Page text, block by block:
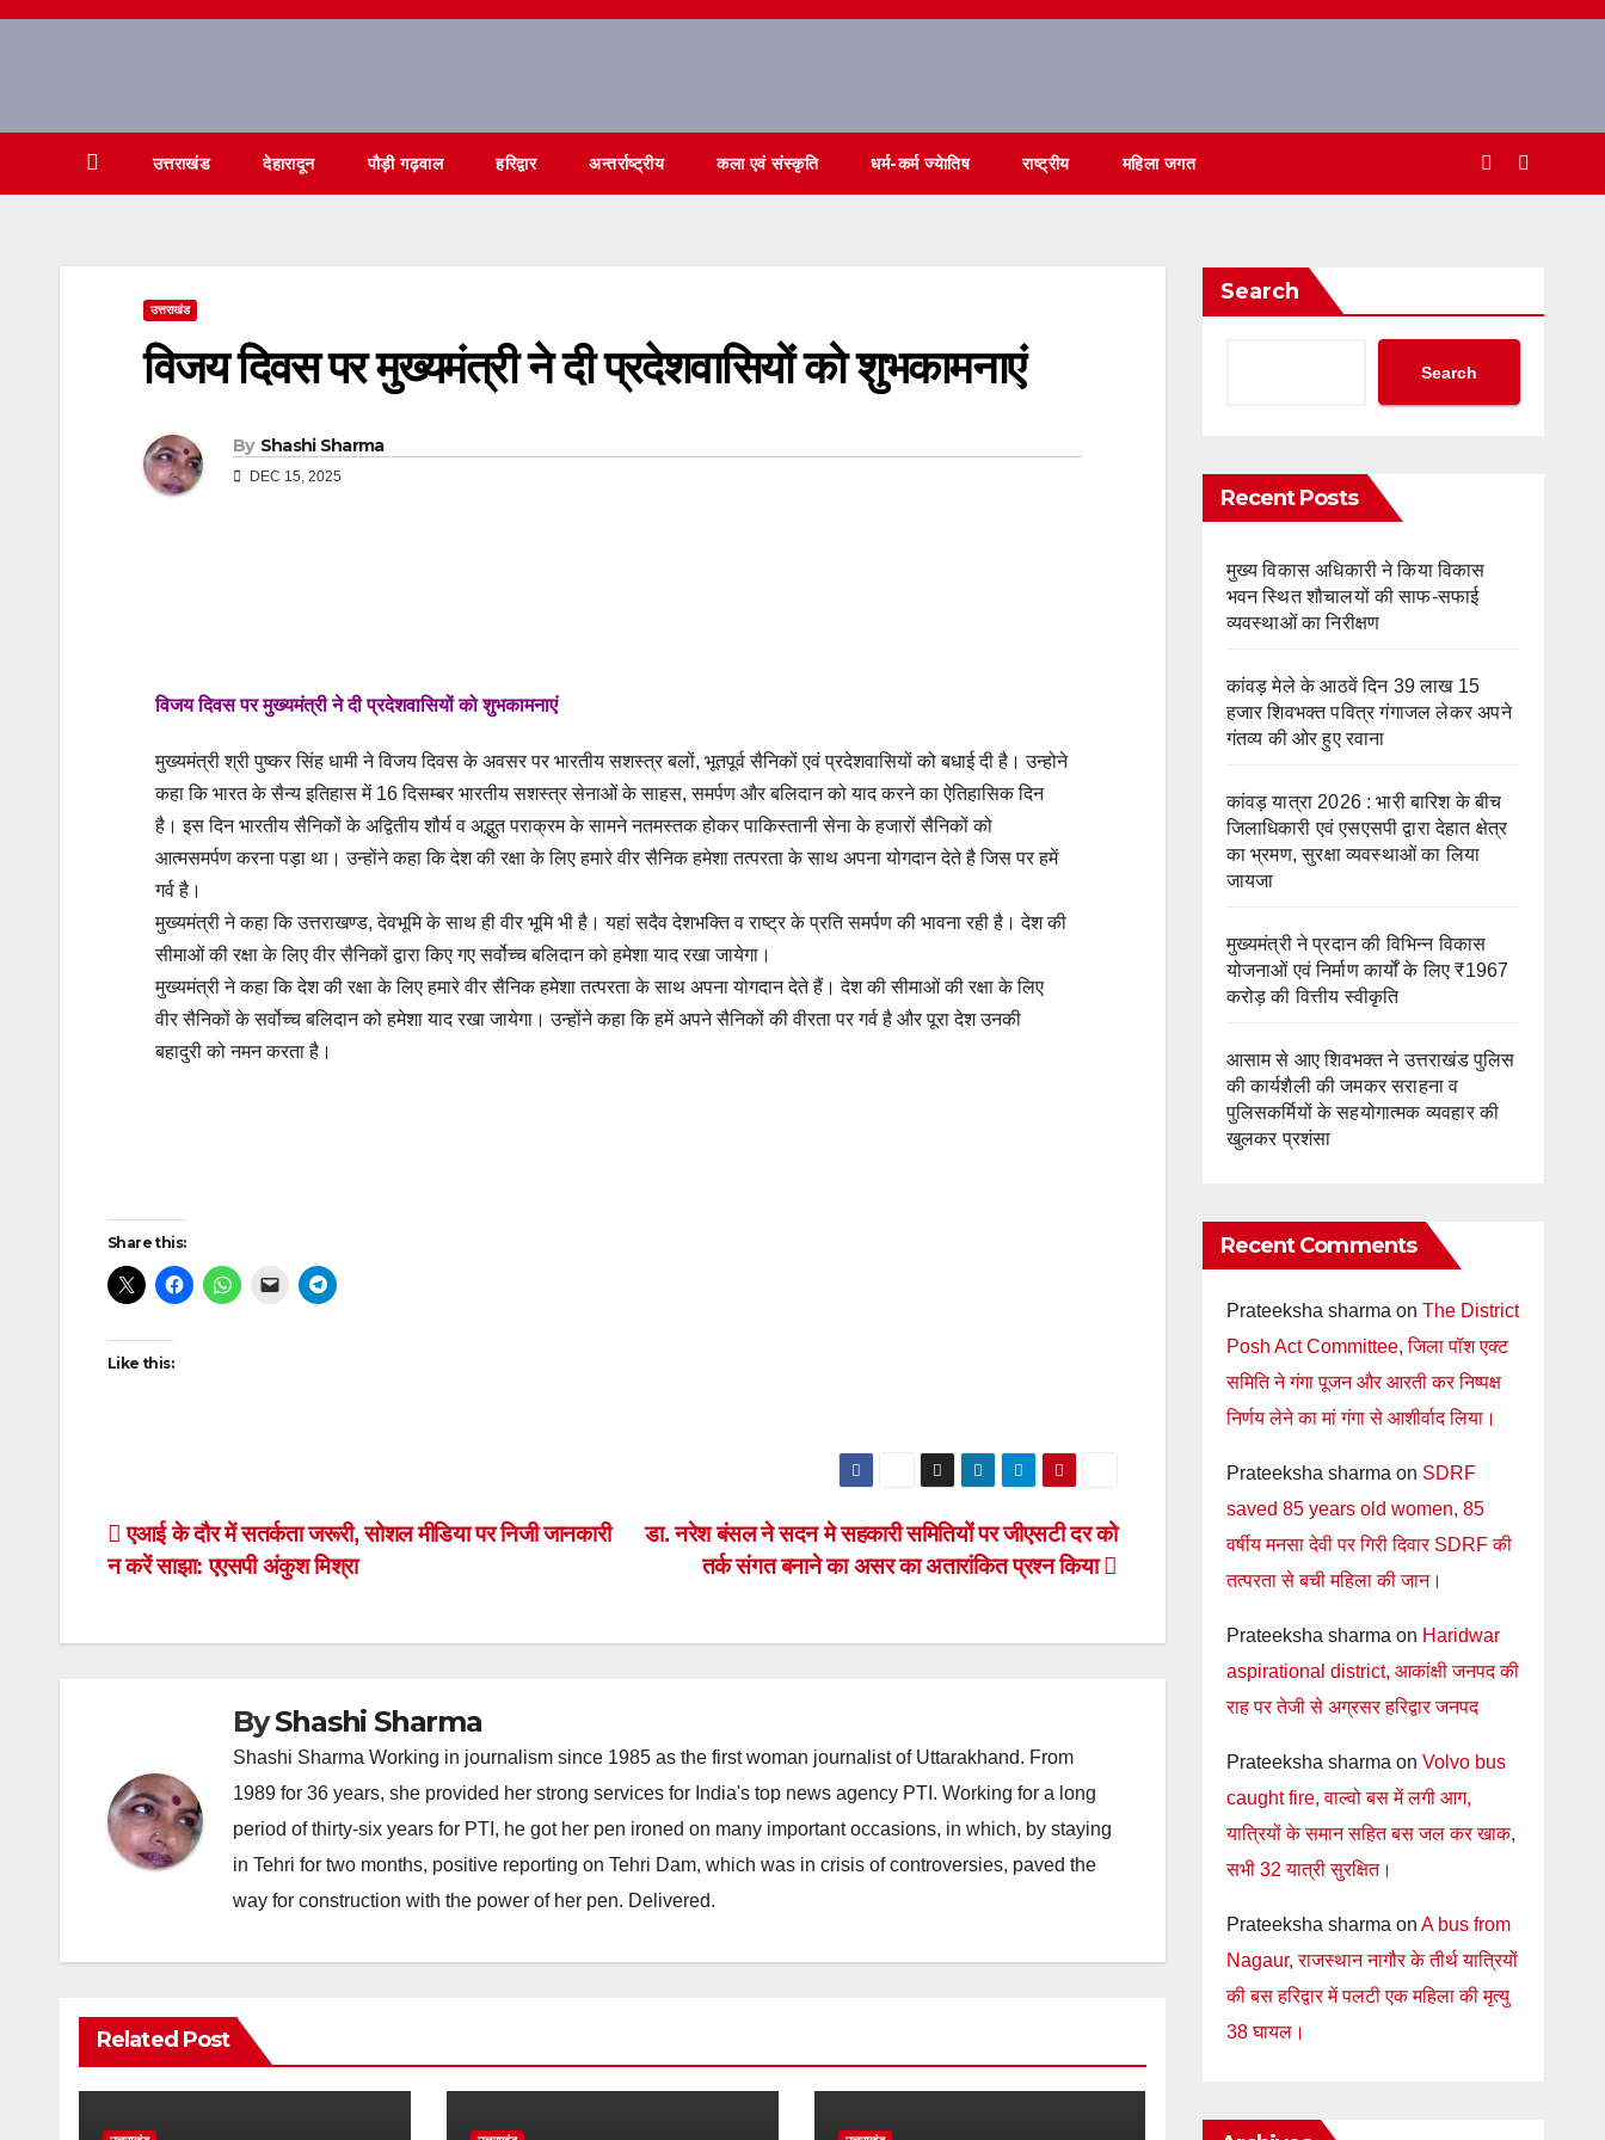
Skip
उत्तराखंड देहारादून पौड़ी गढ़वाल हरिद्वार अन्तर्राष्ट्रीय कला एवं संस्कृति धर्म-कर्म ज्येातिष राष्ट्रीय महिला जगत
उत्तराखंड
विजय दिवस पर मुख्यमंत्री ने दी प्रदेशवासियों को शुभकामनाएं
By Shashi Sharma
DEC 15, 2025
विजय दिवस पर मुख्यमंत्री ने दी प्रदेशवासियों को शुभकामनाएं
मुख्यमंत्री श्री पुष्कर सिंह धामी ने विजय दिवस के अवसर पर भारतीय सशस्त्र बलों, भूतपूर्व सैनिकों एवं प्रदेशवासियों को बधाई दी है। उन्होने
कहा कि भारत के सैन्य इतिहास में 16 दिसम्बर भारतीय सशस्त्र सेनाओं के साहस, समर्पण और बलिदान को याद करने का ऐतिहासिक दिन
है। इस दिन भारतीय सैनिकों के अद्वितीय शौर्य व अद्भुत पराक्रम के सामने नतमस्तक होकर पाकिस्तानी सेना के हजारों सैनिकों को
आत्मसमर्पण करना पड़ा था। उन्होंने कहा कि देश की रक्षा के लिए हमारे वीर सैनिक हमेशा तत्परता के साथ अपना योगदान देते है जिस पर हमें
गर्व है।
मुख्यमंत्री ने कहा कि उत्तराखण्ड, देवभूमि के साथ ही वीर भूमि भी है। यहां सदैव देशभक्ति व राष्ट्र के प्रति समर्पण की भावना रही है। देश की
सीमाओं की रक्षा के लिए वीर सैनिकों द्वारा किए गए सर्वोच्च बलिदान को हमेशा याद रखा जायेगा।
मुख्यमंत्री ने कहा कि देश की रक्षा के लिए हमारे वीर सैनिक हमेशा तत्परता के साथ अपना योगदान देते हैं। देश की सीमाओं की रक्षा के लिए
वीर सैनिकों के सर्वोच्च बलिदान को हमेशा याद रखा जायेगा। उन्होंने कहा कि हमें अपने सैनिकों की वीरता पर गर्व है और पूरा देश उनकी
बहादुरी को नमन करता है।
navigation
Share this:
Like this:
Post
navigation
डा. नरेश बंसल ने सदन मे सहकारी समितियों पर जीएसटी दर को
तर्क संगत बनाने का असर का अतारांकित प्रश्न किया
एआई के दौर में सतर्कता जरूरी, सोशल मीडिया पर निजी जानकारी
न करें साझा: एएसपी अंकुश मिश्रा
ByShashi Sharma
Shashi Sharma Working in journalism since 1985 as the first woman journalist of Uttarakhand. From
1989 for 36 years, she provided her strong services for India's top news agency PTI. Working for a long
period of thirty-six years for PTI, he got her pen ironed on many important occasions, in which, by staying
in Tehri for two months, positive reporting on Tehri Dam, which was in crisis of controversies, paved the
way for construction with the power of her pen. Delivered.
Related Post
Search
Search
Recent Posts
मुख्य विकास अधिकारी ने किया विकास
भवन स्थित शौचालयों की साफ-सफाई
व्यवस्थाओं का निरीक्षण
कांवड़ मेले के आठवें दिन 39 लाख 15
हजार शिवभक्त पवित्र गंगाजल लेकर अपने
गंतव्य की ओर हुए रवाना
कांवड़ यात्रा 2026 : भारी बारिश के बीच
जिलाधिकारी एवं एसएसपी द्वारा देहात क्षेत्र
का भ्रमण, सुरक्षा व्यवस्थाओं का लिया
जायजा
मुख्यमंत्री ने प्रदान की विभिन्न विकास
योजनाओं एवं निर्माण कार्यों के लिए ₹1967
करोड़ की वित्तीय स्वीकृति
आसाम से आए शिवभक्त ने उत्तराखंड पुलिस
की कार्यशैली की जमकर सराहना व
पुलिसकर्मियों के सहयोगात्मक व्यवहार की
खुलकर प्रशंसा
Recent Comments
Prateeksha sharma on The District
Posh Act Committee, जिला पॉश एक्ट
समिति ने गंगा पूजन और आरती कर निष्पक्ष
निर्णय लेने का मां गंगा से आशीर्वाद लिया।
Prateeksha sharma on SDRF
saved 85 years old women, 85
वर्षीय मनसा देवी पर गिरी दिवार SDRF की
तत्परता से बची महिला की जान।
Prateeksha sharma on Haridwar
aspirational district, आकांक्षी जनपद की
राह पर तेजी से अग्रसर हरिद्वार जनपद
Prateeksha sharma on Volvo bus
caught fire, वाल्वो बस में लगी आग,
यात्रियों के समान सहित बस जल कर खाक,
सभी 32 यात्री सुरक्षित।
Prateeksha sharma on A bus from
Nagaur, राजस्थान नागौर के तीर्थ यात्रियों
की बस हरिद्वार में पलटी एक महिला की मृत्यु
38 घायल।